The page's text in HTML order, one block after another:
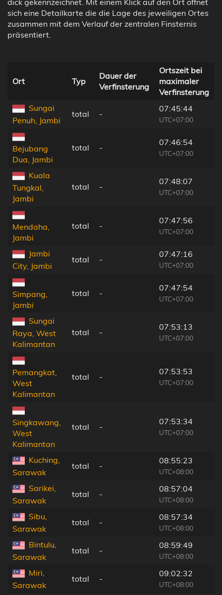
sich eine Detailkarte die die Lage des jeweiligen Ortes
zusammen mit dem Verlauf der zentralen Finsternis
präsentiert.
Ort Typ
Dauer der
Verfinsterung
Ortszeit bei
maximaler
Verfinsterung
Sungai
Penuh, Jambi
total -
07:45:44
UTC+07:00
Bejubang
Dua, Jambi
total -
07:46:54
UTC+07:00
Kuala
Tungkal,
Jambi
total -
07:48:07
UTC+07:00
Mendaha,
Jambi
total -
07:47:56
UTC+07:00
Jambi
City, Jambi
total -
07:47:16
UTC+07:00
Simpang,
Jambi
total -
07:47:54
UTC+07:00
Sungai
Raya, West
Kalimantan
total -
07:53:13
UTC+07:00
Pemangkat,
West
Kalimantan
total -
07:53:53
UTC+07:00
Singkawang,
West
Kalimantan
total -
07:53:34
UTC+07:00
Kuching,
Sarawak
total -
08:55:23
UTC+08:00
Sarikei,
Sarawak
total -
08:57:04
UTC+08:00
Sibu,
Sarawak
total -
08:57:34
UTC+08:00
Bintulu,
Sarawak
total -
08:59:49
UTC+08:00
Miri,
Sarawak
total -
09:02:32
UTC+08:00